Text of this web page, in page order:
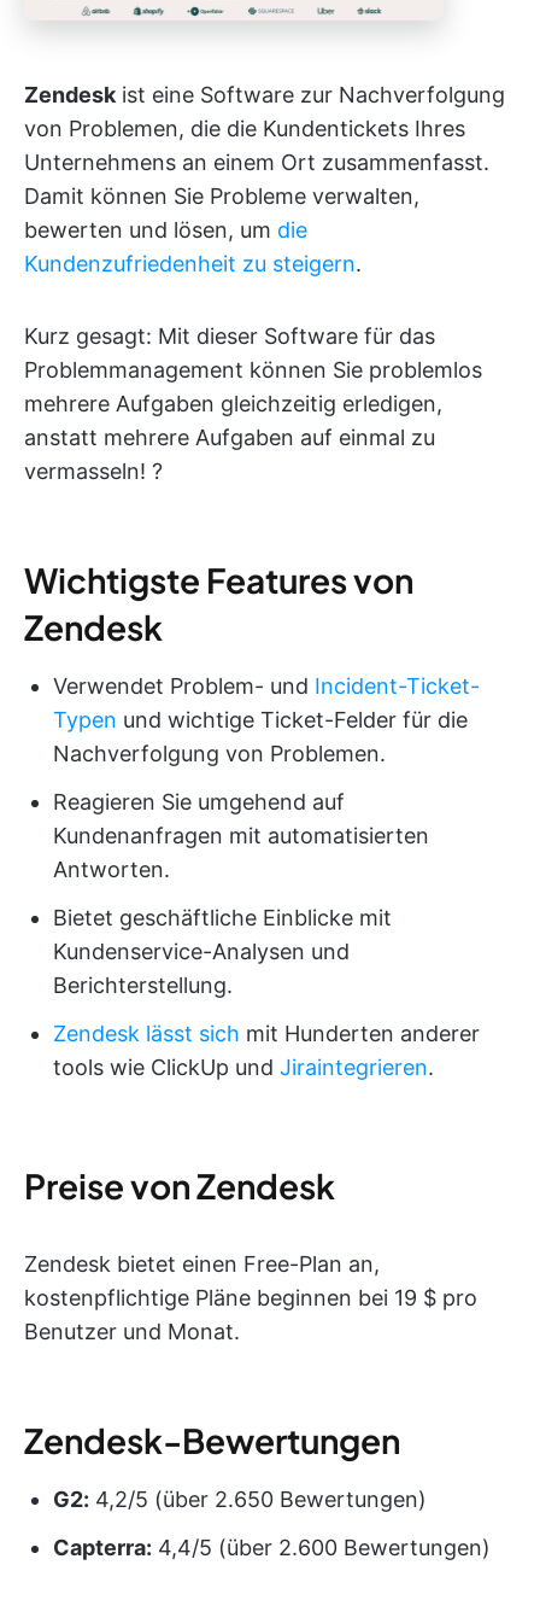
Zendesk ist eine Software zur Nachverfolgung
von Problemen, die die Kundentickets Ihres
Unternehmens an einem Ort zusammenfasst.
Damit können Sie Probleme verwalten,
bewerten und lösen, um die
Kundenzufriedenheit zu steigern.
Kurz gesagt: Mit dieser Software für das
Problemmanagement können Sie problemlos
mehrere Aufgaben gleichzeitig erledigen,
anstatt mehrere Aufgaben auf einmal zu
vermasseln! ?
Wichtigste Features von
Zendesk
Verwendet Problem- und Incident-Ticket-
Typen und wichtige Ticket-Felder für die
Nachverfolgung von Problemen.
Reagieren Sie umgehend auf
Kundenanfragen mit automatisierten
Antworten.
Bietet geschäftliche Einblicke mit
Kundenservice-Analysen und
Berichterstellung.
Zendesk lässt sich mit Hunderten anderer
tools wie ClickUp und Jiraintegrieren.
Preise von Zendesk
Zendesk bietet einen Free-Plan an,
kostenpflichtige Pläne beginnen bei 19 $ pro
Benutzer und Monat.
Zendesk-Bewertungen
G2: 4,2/5 (über 2.650 Bewertungen)
Capterra: 4,4/5 (über 2.600 Bewertungen)